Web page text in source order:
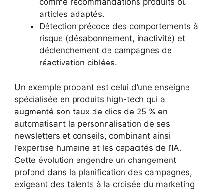
comme recommandations produits ou
articles adaptés.
Détection précoce des comportements à
risque (désabonnement, inactivité) et
déclenchement de campagnes de
réactivation ciblées.
Un exemple probant est celui d’une enseigne
spécialisée en produits high-tech qui a
augmenté son taux de clics de 25 % en
automatisant la personnalisation de ses
newsletters et conseils, combinant ainsi
l’expertise humaine et les capacités de l’IA.
Cette évolution engendre un changement
profond dans la planification des campagnes,
exigeant des talents à la croisée du marketing